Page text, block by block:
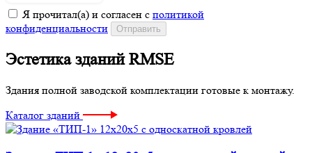
Я прочитал(а) и согласен с политикой
конфиденциальности
Эстетика зданий RMSE
Здания полной заводской комплектации готовые к монтажу.
Каталог зданий